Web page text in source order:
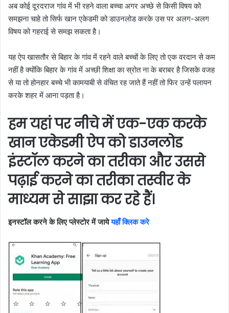
अब कोई दूरदराज गांव में भी रहने वाला बच्चा अगर अच्छे से किसी विषय को
समझना चाहे तो सिर्फ खान एकेडमी को डाउनलोड करके उस पर अलग-अलग
विषय को गहराई से समझ सकता है।
यह ऐप खासतौर से बिहार के गांव में रहने वाले बच्चों के लिए तो एक वरदान से कम
नहीं है क्योंकि बिहार के गांव में अच्छी शिक्षा का स्रोत ना के बराबर है जिसके वजह
से या तो होनहार बच्चे भी कामयाबी से वंचित रह जाते हैं नहीं तो फिर उन्हें पलायन
करके शहर में आना पड़ता है।
हम यहां पर नीचे में एक-एक करके
खान एकेडमी ऐप को डाउनलोड
इंस्टॉल करने का तरीका और उससे
पढ़ाई करने का तरीका तस्वीर के
माध्यम से साझा कर रहे हैं।
इनस्टॉल करने के लिए प्लेस्टोर में जायेयहाँ क्लिक करे